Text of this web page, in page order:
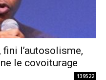
l’autosolisme,
le covoiturage
139522